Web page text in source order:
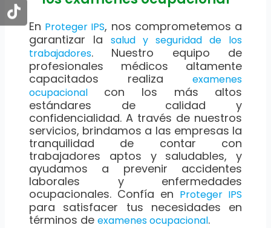
En Proteger IPS, nos comprometemos a
garantizar la salud y seguridad de los
trabajadores. Nuestro equipo de
profesionales médicos altamente
capacitados realizaexamenes
ocupacionalcon los más altos
estándares de calidad y
confidencialidad. A través de nuestros
servicios, brindamos a las empresas la
tranquilidad de contar con
trabajadores aptos y saludables, y
ayudamos a prevenir accidentes
laborales y enfermedades
ocupacionales. Confía en Proteger IPS
para satisfacer tus necesidades en
términos de examenes ocupacional.